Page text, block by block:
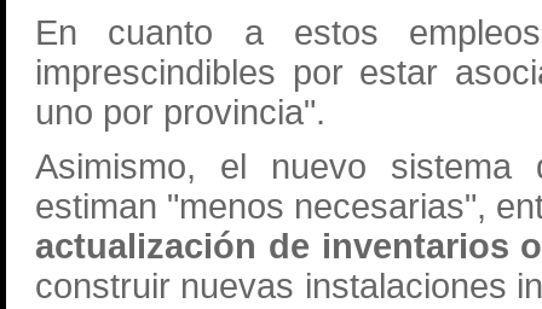
En cuanto a estos
imprescindibles por estar
uno por provincia".
Asimismo, el nuevo sistema
estiman "menos necesarias",
actualización de inventarios
construir nuevas instalaciones